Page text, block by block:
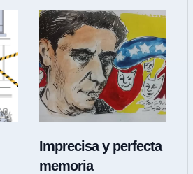
Imprecisa y perfecta
memoria